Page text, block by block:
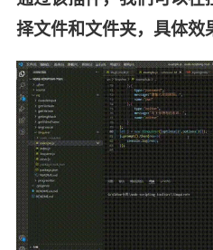
择文件和文件夹，具体效